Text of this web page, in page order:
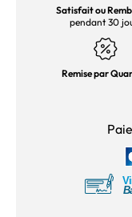
Satisfait ou
pendant 30
Remise par